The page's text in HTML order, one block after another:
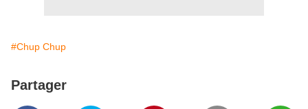
#Chup Chup
Partager